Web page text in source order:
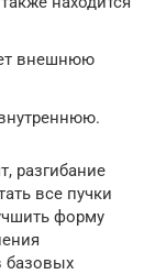
внешнюю
разгибание
все пучки
форму
базовых